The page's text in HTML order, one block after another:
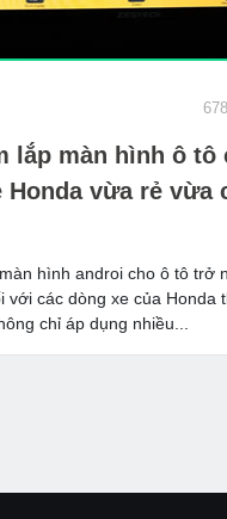
lắp màn hình ô tô
Honda vừa rẻ vừa
hình androi cho ô tô trở
với các dòng xe của Honda
chỉ áp dụng nhiều...